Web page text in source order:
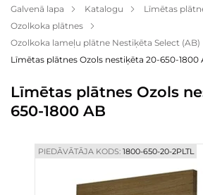
Apmaksa
Par mums
Blogs
Kontaktinformācija
Galvenā lapa Katalogu
Līmētas
Ozolkoka plātnes
Ozolkoka lameļu plātne Nestiķēta Select (AB)
Līmētas plātnes Ozols nestiķēta 20-650-1800
Līmētas plātnes Ozols
650-1800 AB
PIEDĀVĀTĀJA KODS:1800-650-20-2PLTL